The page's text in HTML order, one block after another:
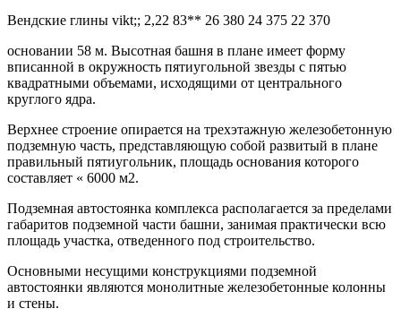
Вендские глины vikt;; 2,22 83** 26 380 24 375 22 370
основании 58 м. Высотная башня в плане имеет форму
вписанной в окружность пятиугольной звезды с пятью
квадратными объемами, исходящими от центрального
круглого ядра.
Верхнее строение опирается на трехэтажную железобетонную
подземную часть, представляющую собой развитый в плане
правильный пятиугольник, площадь основания которого
составляет « 6000 м2.
Подземная автостоянка комплекса располагается за пределами
габаритов подземной части башни, занимая практически всю
площадь участка, отведенного под строительство.
Основными несущими конструкциями подземной
автостоянки являются монолитные железобетонные колонны
и стены.